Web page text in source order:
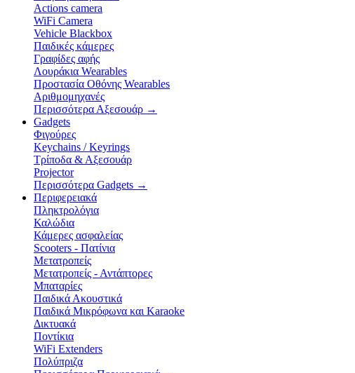
Actions camera
WiFi Camera
Vehicle Blackbox
Παιδικές κάμερες
Γραφίδες αφής
Λουράκια Wearables
Προστασία Οθόνης Wearables
Αριθμομηχανές
Περισσότερα Αξεσουάρ →
Gadgets
Φιγούρες
Keychains / Keyrings
Τρίποδα & Αξεσουάρ
Projector
Περισσότερα Gadgets →
Περιφερειακά
Πληκτρολόγια
Καλώδια
Κάμερες ασφαλείας
Scooters - Πατίνια
Μετατροπείς
Μετατροπείς - Αντάπτορες
Μπαταρίες
Παιδικά Ακουστικά
Παιδικά Μικρόφωνα και Karaoke
Δικτυακά
Ποντίκια
WiFi Extenders
Πολύπριζα